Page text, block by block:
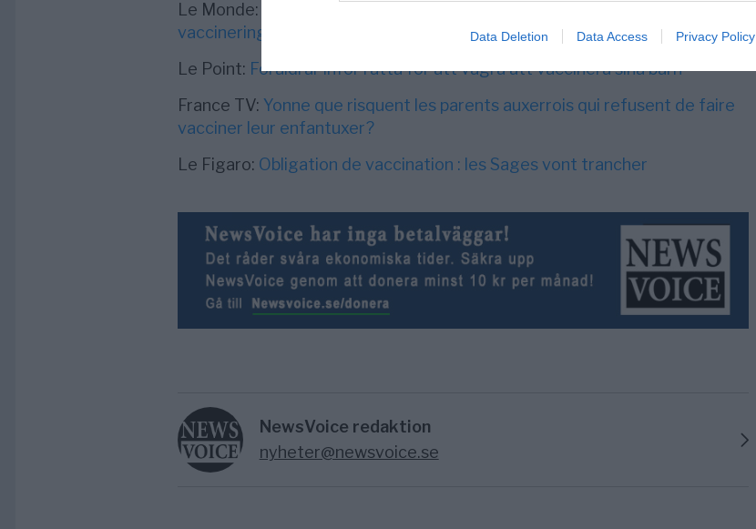
Data Deletion Data Access Privacy Policy
Le Monde:
vaccinering bör bli obligatoriskt
Le Point: Föräldrar inför rätta för att vägra att vaccinera sina barn
France TV: Yonne que risquent les parents auxerrois qui refusent de faire
vacciner leur enfantuxer?
Le Figaro: Obligation de vaccination : les Sages vont trancher
NewsVoice redaktion
nyheter@newsvoice.se